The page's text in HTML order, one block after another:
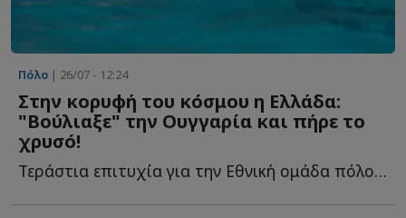
Πόλο | 26/07 - 12:24
Στην κορυφή του κόσμου η Ελλάδα:
"Βούλιαξε" την Ουγγαρία και πήρε το
χρυσό!
Τεράστια επιτυχία για την Εθνική ομάδα πόλο των ανδρών, π...